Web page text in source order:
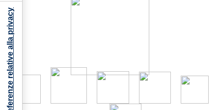
Le tue preferenze relative alla privacy